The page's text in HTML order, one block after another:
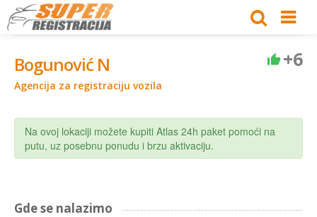
Bogunović N
Agencija za registraciju vozila
+6
Na ovoj lokaciji možete kupiti Atlas 24h paket pomoći na
putu, uz posebnu ponudu i brzu aktivaciju.
Gde se nalazimo